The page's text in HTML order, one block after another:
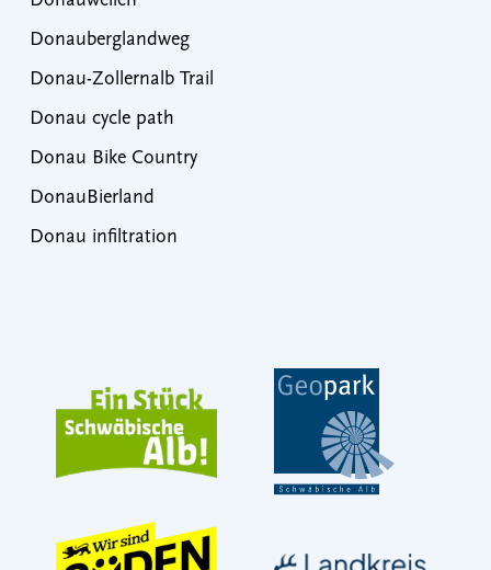
Donauberglandweg
Donau-Zollernalb Trail
Donau cycle path
Donau Bike Country
DonauBierland
Donau infiltration